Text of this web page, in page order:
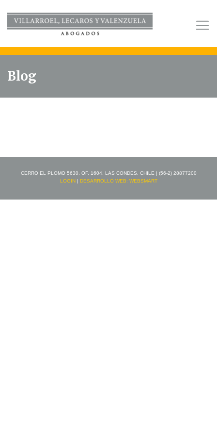
Blog
CERRO EL PLOMO 5630, OF. 1604, LAS CONDES, CHILE | (56-2) 28877200
LOGIN| DESARROLLO WEB: WEBSMART